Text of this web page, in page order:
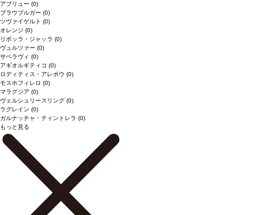
アブリュー (0)
ブラウブルガー (0)
ツヴァイゲルト (0)
オレンジ (0)
リボッラ・ジャッラ (0)
ヴュルツァー (0)
サペラヴィ (0)
アギオルギティコ (0)
ロディティス・アレポウ (0)
モスホフィレロ (0)
マラグジア (0)
ヴェルシュリースリング (0)
ラグレイン (0)
ガルナッチャ・ティントレラ (0)
もっと見る